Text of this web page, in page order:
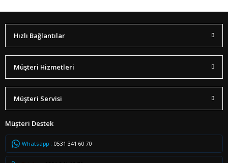
Hızlı Bağlantılar
Müşteri Hizmetleri
Müşteri Servisi
Müşteri Destek
Whatsapp : 0531 341 60 70